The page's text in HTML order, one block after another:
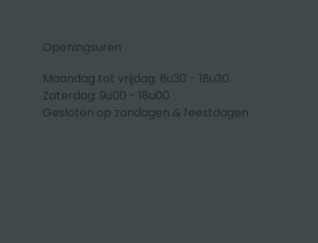
Openingsuren
Maandag tot vrijdag: 8u30 - 18u30
Zaterdag: 9u00 - 18u00
Gesloten op zondagen & feestdagen